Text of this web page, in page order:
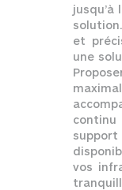
et
une
vos